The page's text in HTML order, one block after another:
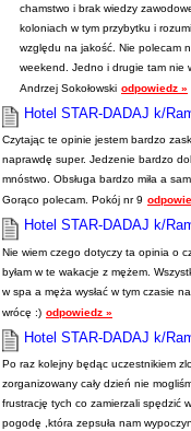
chamstwo i brak wiedzy
koloniach w tym przybytku i
względu na jakość. Nie polecam
weekend. Jedno i drugie tam nie
Andrzej Sokołowski odpowiedz »
Hotel STAR-DADAJ k/
Czytając te opinie jestem bardzo
naprawdę super. Jedzenie bardzo
mnóstwo. Obsługa bardzo miła a
Gorąco polecam. Pokój nr 9
Hotel STAR-DADAJ k/
Nie wiem czego dotyczy ta opinia o
byłam w te wakacje z mężem.
w spa a męża wysłać w tym czasie
wrócę :) odpowiedz »
Hotel STAR-DADAJ k/
Po raz kolejny będąc uczestnikiem
zorganizowany cały dzień nie
frustrację tych co zamierzali spędzić
pogodę ,która zepsuła nam